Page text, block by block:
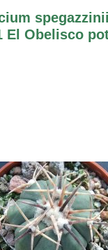
El Obelisco